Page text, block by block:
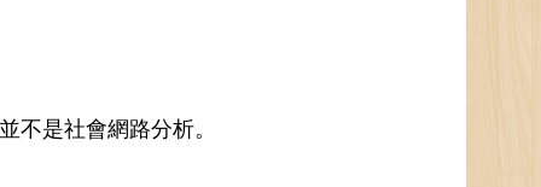
不是社會網路分析。